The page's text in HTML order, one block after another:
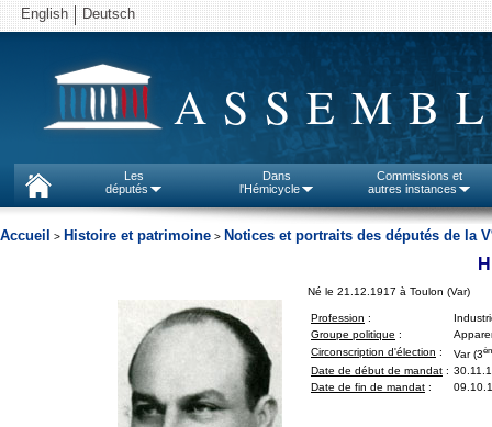
English Deutsch
Les
députés
Dans
l'Hémicycle
Commissions et
autres instances
Accueil > Histoire et patrimoine > Notices et portraits des députés de la V
Né le 21.12.1917 à Toulon (Var)
Profession :
Groupe politique :
Circonscription d'élection : Var (3
Date de début de mandat :
Date de fin de mandat :